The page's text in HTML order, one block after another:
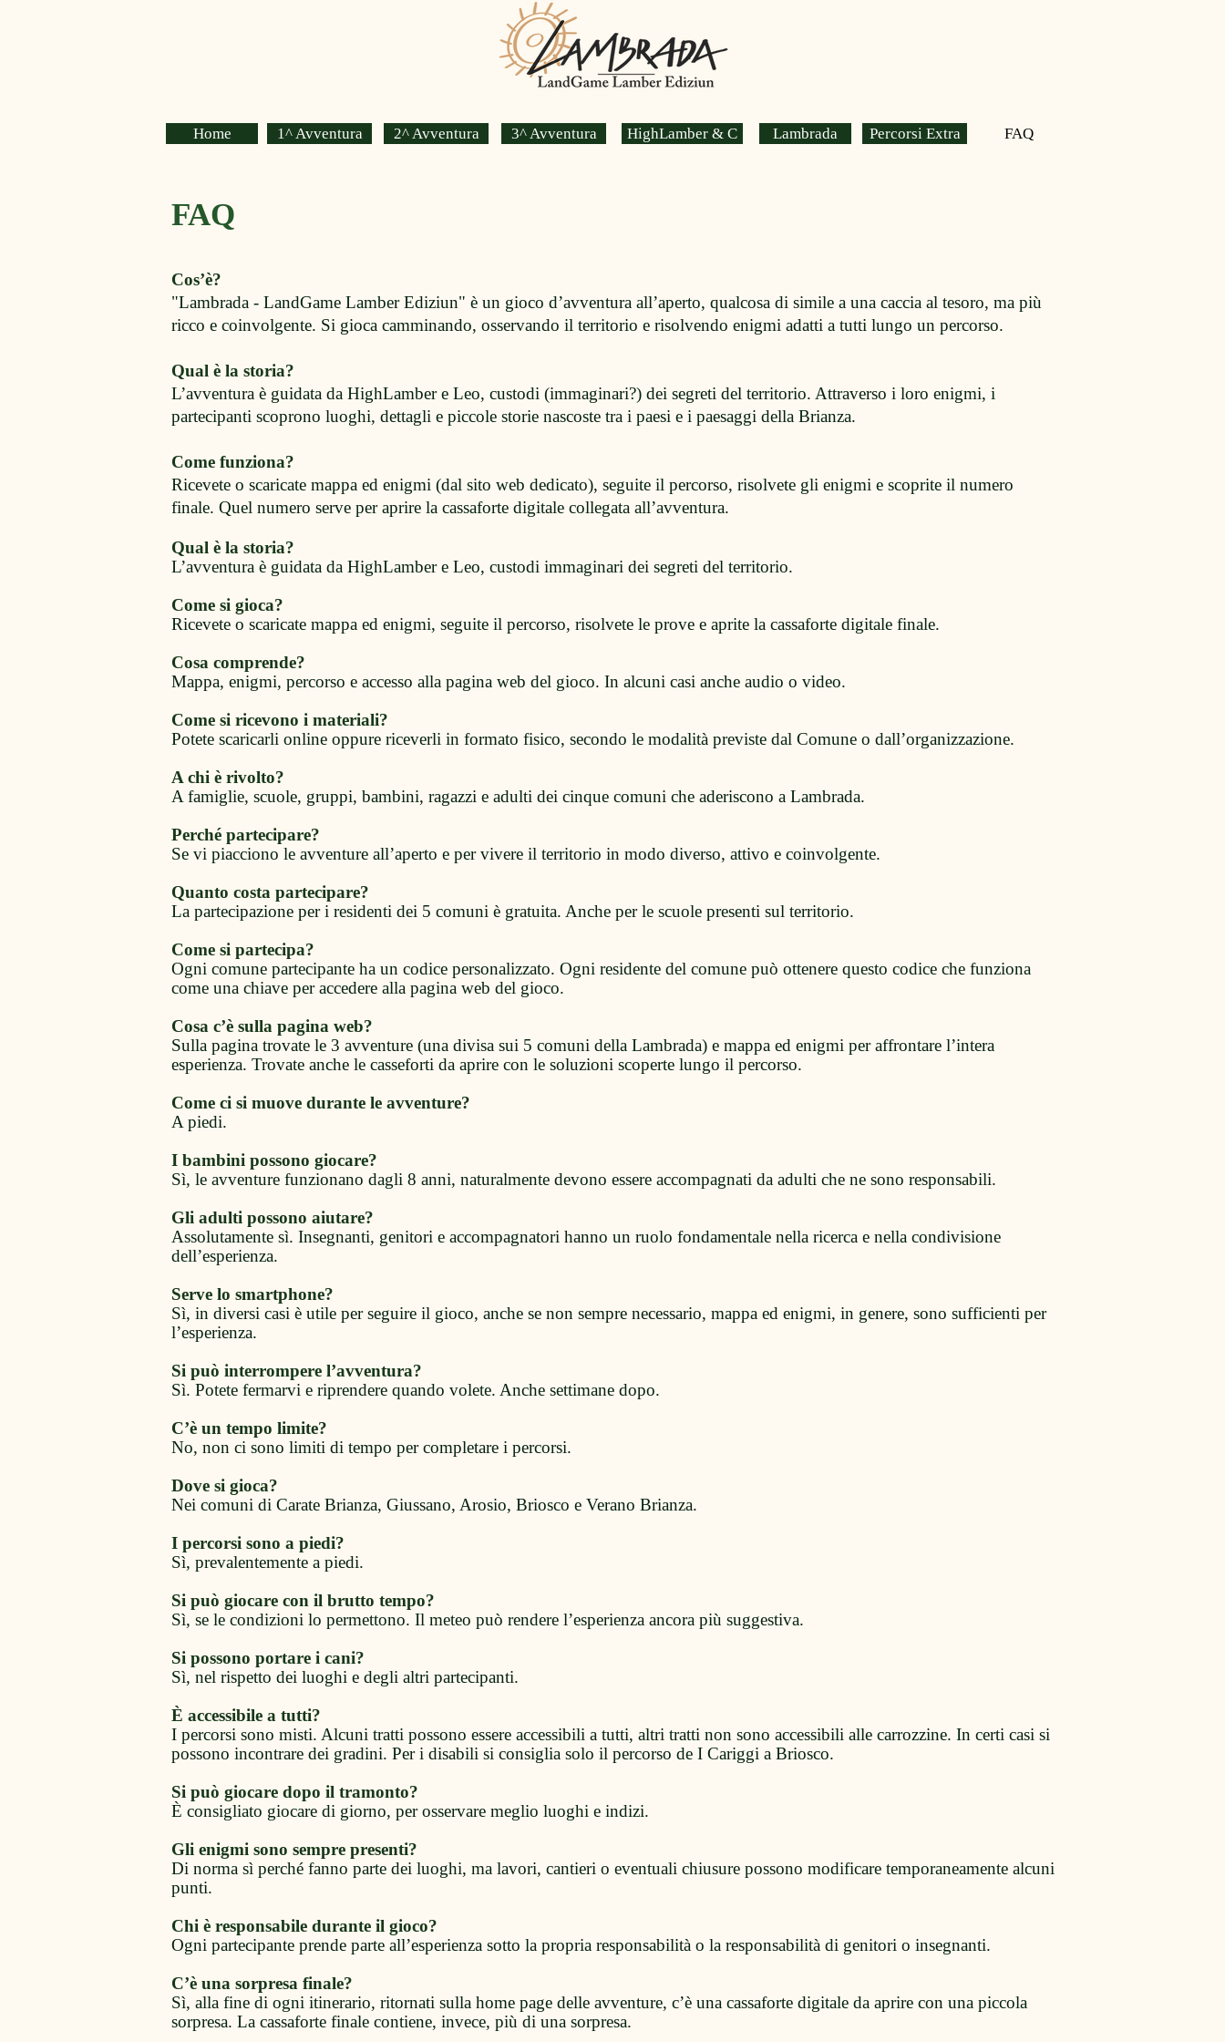
Home 1^ Avventura 2^ Avventura 3^ Avventura HighLamber & C Lambrada Percorsi Extra FAQ
FAQ
Cos’è?
"Lambrada - LandGame Lamber Ediziun" è un gioco d’avventura all’aperto, qualcosa di simile a una caccia al tesoro, ma più
ricco e coinvolgente. Si gioca camminando, osservando il territorio e risolvendo enigmi adatti a tutti lungo un percorso.
Qual è la storia?
L’avventura è guidata da HighLamber e Leo, custodi (immaginari?) dei segreti del territorio. Attraverso i loro enigmi, i
partecipanti scoprono luoghi, dettagli e piccole storie nascoste tra i paesi e i paesaggi della Brianza.
Come funziona?
Ricevete o scaricate mappa ed enigmi (dal sito web dedicato), seguite il percorso, risolvete gli enigmi e scoprite il numero
finale. Quel numero serve per aprire la cassaforte digitale collegata all’avventura.
Qual è la storia?
L’avventura è guidata da HighLamber e Leo, custodi immaginari dei segreti del territorio.
Come si gioca?
Ricevete o scaricate mappa ed enigmi, seguite il percorso, risolvete le prove e aprite la cassaforte digitale finale.
Cosa comprende?
Mappa, enigmi, percorso e accesso alla pagina web del gioco. In alcuni casi anche audio o video.
Come si ricevono i materiali?
Potete scaricarli online oppure riceverli in formato fisico, secondo le modalità previste dal Comune o dall’organizzazione.
A chi è rivolto?
A famiglie, scuole, gruppi, bambini, ragazzi e adulti dei cinque comuni che aderiscono a Lambrada.
Perché partecipare?
Se vi piacciono le avventure all’aperto e per vivere il territorio in modo diverso, attivo e coinvolgente.
Quanto costa partecipare?
La partecipazione per i residenti dei 5 comuni è gratuita. Anche per le scuole presenti sul territorio.
Come si partecipa?
Ogni comune partecipante ha un codice personalizzato. Ogni residente del comune può ottenere questo codice che funziona
come una chiave per accedere alla pagina web del gioco.
Cosa c’è sulla pagina web?
Sulla pagina trovate le 3 avventure (una divisa sui 5 comuni della Lambrada) e mappa ed enigmi per affrontare l’intera
esperienza. Trovate anche le casseforti da aprire con le soluzioni scoperte lungo il percorso.
Come ci si muove durante le avventure?
A piedi.
I bambini possono giocare?
Sì, le avventure funzionano dagli 8 anni, naturalmente devono essere accompagnati da adulti che ne sono responsabili.
Gli adulti possono aiutare?
Assolutamente sì. Insegnanti, genitori e accompagnatori hanno un ruolo fondamentale nella ricerca e nella condivisione
dell’esperienza.
Serve lo smartphone?
Sì, in diversi casi è utile per seguire il gioco, anche se non sempre necessario, mappa ed enigmi, in genere, sono sufficienti per
l’esperienza.
Si può interrompere l’avventura?
Sì. Potete fermarvi e riprendere quando volete. Anche settimane dopo.
C’è un tempo limite?
No, non ci sono limiti di tempo per completare i percorsi.
Dove si gioca?
Nei comuni di Carate Brianza, Giussano, Arosio, Briosco e Verano Brianza.
I percorsi sono a piedi?
Sì, prevalentemente a piedi.
Si può giocare con il brutto tempo?
Sì, se le condizioni lo permettono. Il meteo può rendere l’esperienza ancora più suggestiva.
Si possono portare i cani?
Sì, nel rispetto dei luoghi e degli altri partecipanti.
È accessibile a tutti?
I percorsi sono misti. Alcuni tratti possono essere accessibili a tutti, altri tratti non sono accessibili alle carrozzine. In certi casi si
possono incontrare dei gradini. Per i disabili si consiglia solo il percorso de I Cariggi a Briosco.
Si può giocare dopo il tramonto?
È consigliato giocare di giorno, per osservare meglio luoghi e indizi.
Gli enigmi sono sempre presenti?
Di norma sì perché fanno parte dei luoghi, ma lavori, cantieri o eventuali chiusure possono modificare temporaneamente alcuni
punti.
Chi è responsabile durante il gioco?
Ogni partecipante prende parte all’esperienza sotto la propria responsabilità o la responsabilità di genitori o insegnanti.
C’è una sorpresa finale?
Sì, alla fine di ogni itinerario, ritornati sulla home page delle avventure, c’è una cassaforte digitale da aprire con una piccola
sorpresa. La cassaforte finale contiene, invece, più di una sorpresa.